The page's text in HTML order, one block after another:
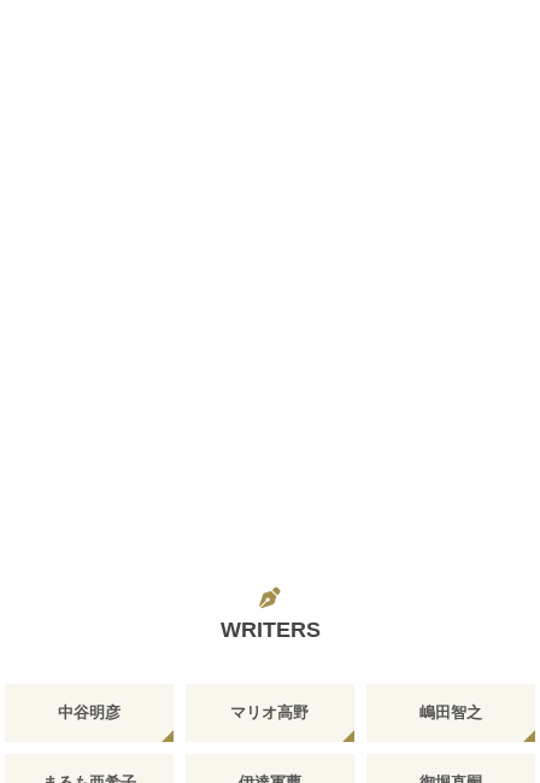
WRITERS
中谷明彦 マリオ高野 嶋田智之